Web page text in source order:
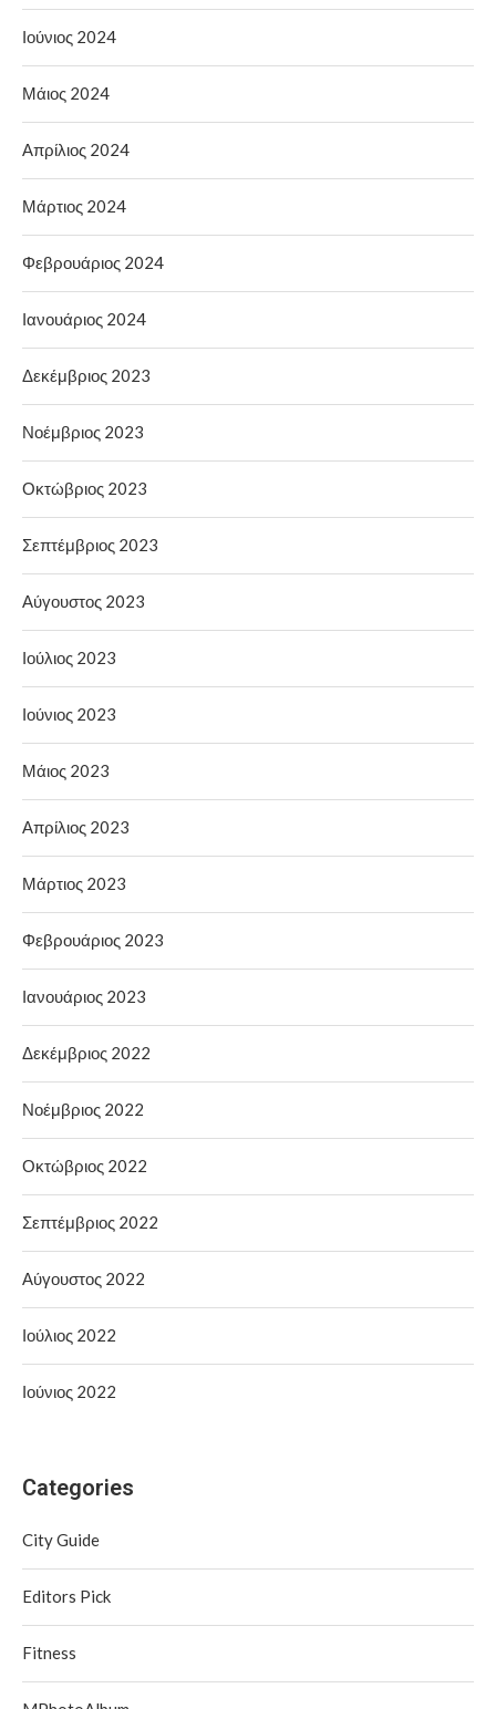
Ιούνιος 2024
Μάιος 2024
Απρίλιος 2024
Μάρτιος 2024
Φεβρουάριος 2024
Ιανουάριος 2024
Δεκέμβριος 2023
Νοέμβριος 2023
Οκτώβριος 2023
Σεπτέμβριος 2023
Αύγουστος 2023
Ιούλιος 2023
Ιούνιος 2023
Μάιος 2023
Απρίλιος 2023
Μάρτιος 2023
Φεβρουάριος 2023
Ιανουάριος 2023
Δεκέμβριος 2022
Νοέμβριος 2022
Οκτώβριος 2022
Σεπτέμβριος 2022
Αύγουστος 2022
Ιούλιος 2022
Ιούνιος 2022
Categories
City Guide
Editors Pick
Fitness